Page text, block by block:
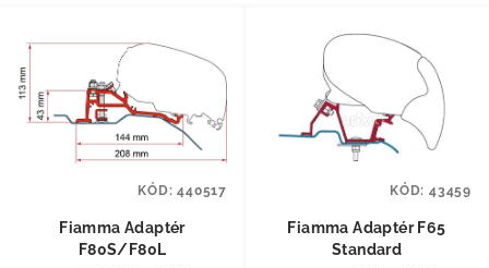
Fiamma Adaptér
F80S/F80L
KÓD:440517
Fiamma Adaptér F65
Standard
KÓD: 43459